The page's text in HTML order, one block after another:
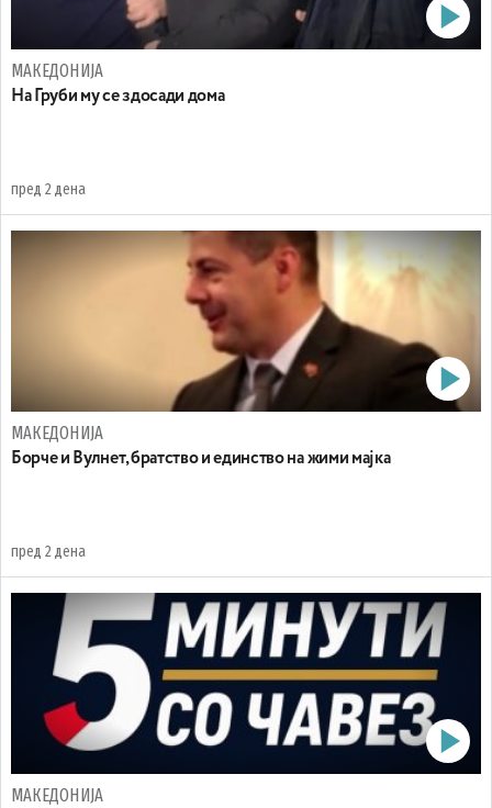
МАКЕДОНИЈА
На Груби му се здосади дома
пред 2 дена
МАКЕДОНИЈА
Борче и Вулнет, братство и единство на жими мајка
пред 2 дена
МАКЕДОНИЈА